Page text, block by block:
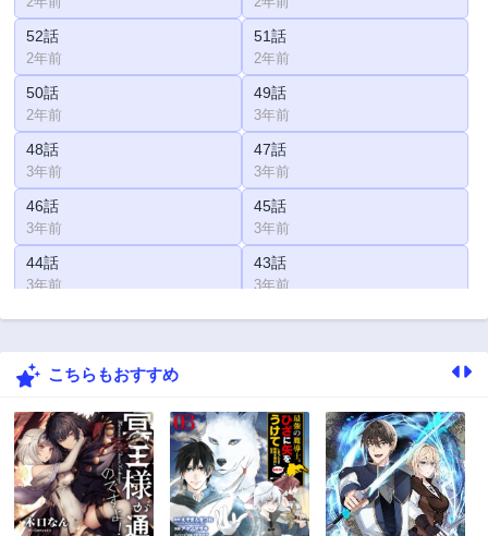
52話
2年前
51話
2年前
50話
2年前
49話
3年前
48話
3年前
47話
3年前
46話
3年前
45話
3年前
44話
3年前
43話
3年前
42話 41話
40話
38話
3年前
37話
3年前
36話
3年前
35話
3年前
こちらもおすすめ